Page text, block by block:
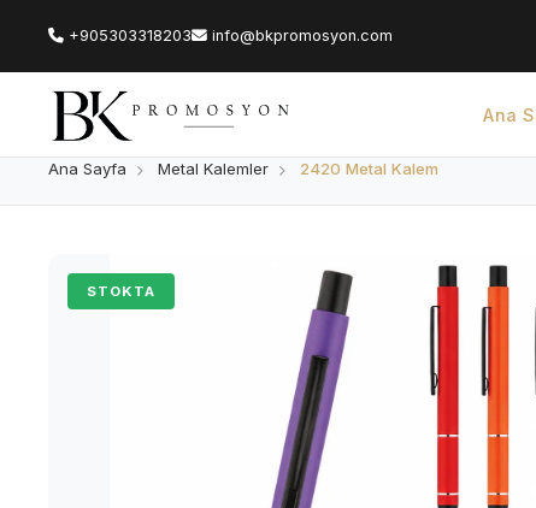
+905303318203 info@bkpromosyon.com
Ana
Ana Sayfa Metal Kalemler 2420 Metal Kalem
STOKTA